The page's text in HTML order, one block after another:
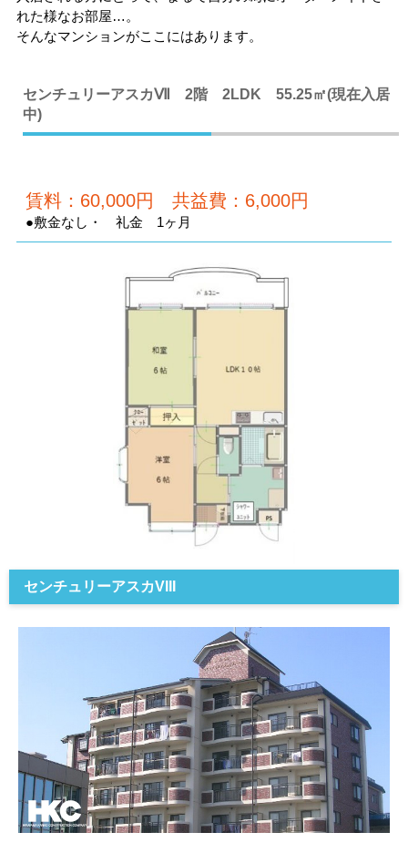
れた様なお部屋…。
そんなマンションがここにはあります。
センチュリーアスカⅦ 2階 2LDK 55.25㎡(現在入居
中)
賃料：60,000円 共益費：6,000円
●敷金なし・ 礼金 1ヶ月
センチュリーアスカVIII